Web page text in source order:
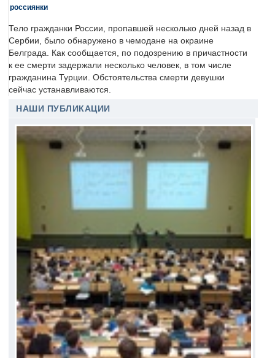
россиянки
Тело гражданки России, пропавшей несколько дней назад в
Сербии, было обнаружено в чемодане на окраине
Белграда. Как сообщается, по подозрению в причастности
к ее смерти задержали несколько человек, в том числе
гражданина Турции. Обстоятельства смерти девушки
сейчас устанавливаются.
НАШИ ПУБЛИКАЦИИ